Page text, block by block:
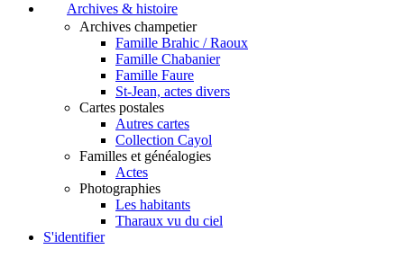
Archives & histoire
Archives champetier
Famille Brahic / Raoux
Famille Chabanier
Famille Faure
St-Jean, actes divers
Cartes postales
Autres cartes
Collection Cayol
Familles et généalogies
Actes
Photographies
Les habitants
Tharaux vu du ciel
S'identifier